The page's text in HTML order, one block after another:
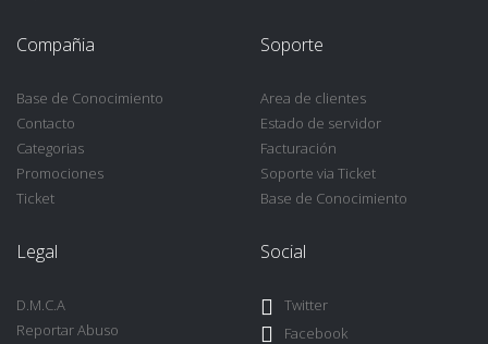
Compañia
Base de Conocimiento
Contacto
Categorias
Promociones
Ticket
Soporte
Area de clientes
Estado de servidor
Facturación
Soporte via Ticket
Base de Conocimiento
Legal
D.M.C.A
Reportar Abuso
Social
Twitter
Facebook